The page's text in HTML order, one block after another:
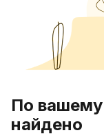
По вашему
найдено